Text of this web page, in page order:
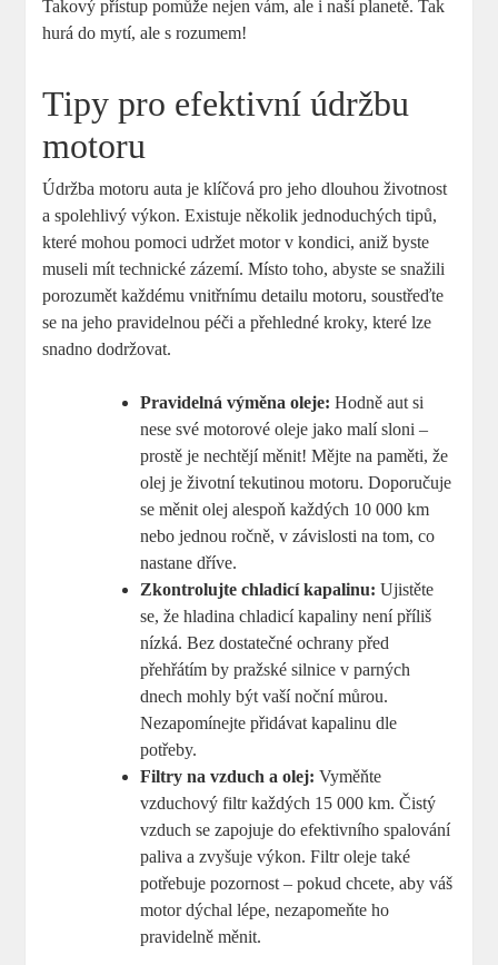
Takový přístup pomůže nejen vám, ale i naší planetě. Tak
hurá do mytí, ale s rozumem!
Tipy pro efektivní údržbu
motoru
Údržba motoru auta je klíčová pro jeho dlouhou životnost
a spolehlivý výkon. Existuje několik jednoduchých tipů,
které mohou pomoci udržet motor v kondici, aniž byste
museli mít technické zázemí. Místo toho, abyste se snažili
porozumět každému vnitřnímu detailu motoru, soustřeďte
se na jeho pravidelnou péči a přehledné kroky, které lze
snadno dodržovat.
Pravidelná výměna oleje: Hodně aut si
nese své motorové oleje jako malí sloni –
prostě je nechtějí měnit! Mějte na paměti, že
olej je životní tekutinou motoru. Doporučuje
se měnit olej alespoň každých 10 000 km
nebo jednou ročně, v závislosti na tom, co
nastane dříve.
Zkontrolujte chladicí kapalinu: Ujistěte
se, že hladina chladicí kapaliny není příliš
nízká. Bez dostatečné ochrany před
přehřátím by pražské silnice v parných
dnech mohly být vaší noční můrou.
Nezapomínejte přidávat kapalinu dle
potřeby.
Filtry na vzduch a olej: Vyměňte
vzduchový filtr každých 15 000 km. Čistý
vzduch se zapojuje do efektivního spalování
paliva a zvyšuje výkon. Filtr oleje také
potřebuje pozornost – pokud chcete, aby váš
motor dýchal lépe, nezapomeňte ho
pravidelně měnit.